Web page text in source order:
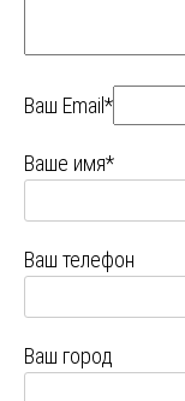
Ваш Email*
Ваше имя*
Ваш телефон
Ваш город